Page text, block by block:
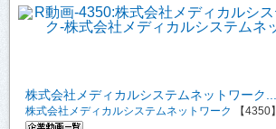
株式会社メディカルシステムネットワーク...
株式会社メディカルシステムネットワーク 【4350】